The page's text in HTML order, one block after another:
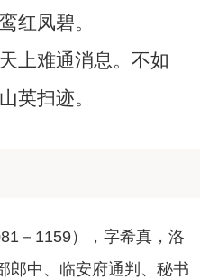
红凤碧。
上难通消息。不如
英扫迹。
－1159），字希真，洛
郎中、临安府通判、秘书